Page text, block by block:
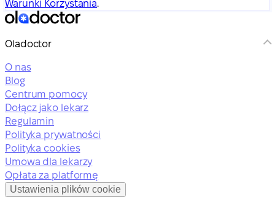
Warunki Korzystania.
Oladoctor
O nas
Blog
Centrum pomocy
Dołącz jako lekarz
Regulamin
Polityka prywatności
Polityka cookies
Umowa dla lekarzy
Opłata za platformę
Ustawienia plików cookie